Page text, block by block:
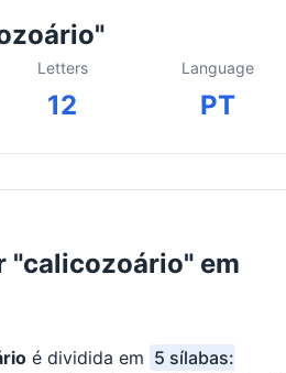
Letters
12
Language
PT
"calicozoário" em
é dividida em 5 sílabas: